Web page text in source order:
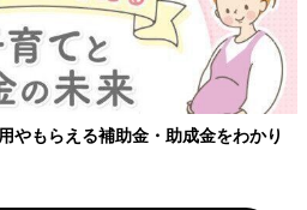
やもらえる補助金・助成金をわかり